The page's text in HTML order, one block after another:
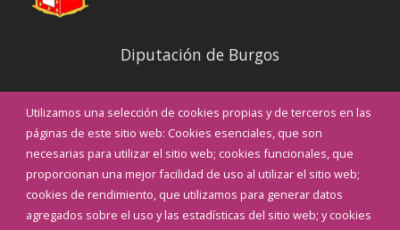
Utilizamos una selección de cookies propias y de terceros en las
páginas de este sitio web: Cookies esenciales, que son
necesarias para utilizar el sitio web; cookies funcionales, que
proporcionan una mejor facilidad de uso al utilizar el sitio web;
cookies de rendimiento, que utilizamos para generar datos
agregados sobre el uso y las estadísticas del sitio web; y cookies
Diputación de Burgos
Noticias
Eventos
Teléfonos de interés
INICIAR SESIÓN
MAPA WEB